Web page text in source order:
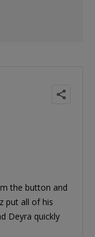
the button and
put all of his
Deyra quickly